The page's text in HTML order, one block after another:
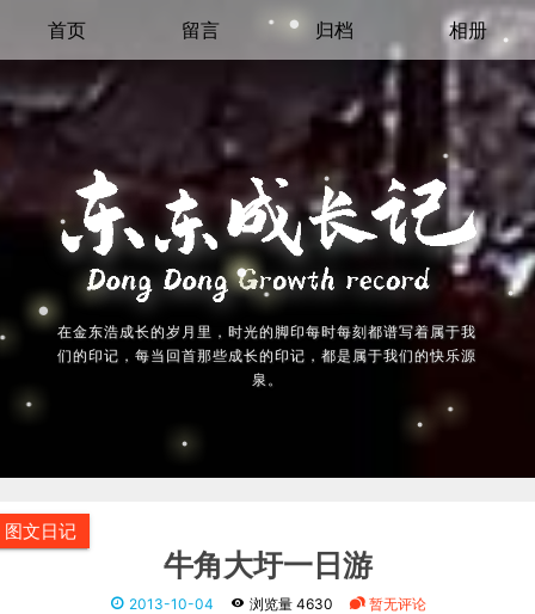
首页 留言 归档 相册
在金东浩成长的岁月里，时光的脚印每时每刻都谱写着属于我
们的印记，每当回首那些成长的印记，都是属于我们的快乐源
泉。
图文日记
牛角大圩一日游
2013-10-04 浏览量 4630 暂无评论